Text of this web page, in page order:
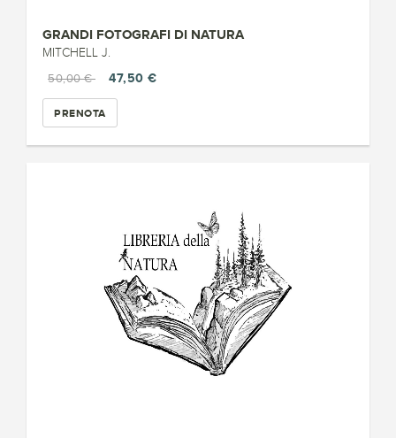
GRANDI FOTOGRAFI DI NATURA
MITCHELL J.
50,00 €
47,50 €
PRENOTA